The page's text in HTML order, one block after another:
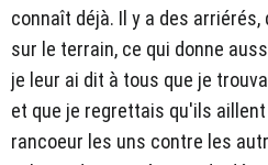
connaît déjà. Il y a des
sur le terrain, ce qui donne
je leur ai dit à tous que je
et que je regrettais qu'ils
rancoeur les uns contre les